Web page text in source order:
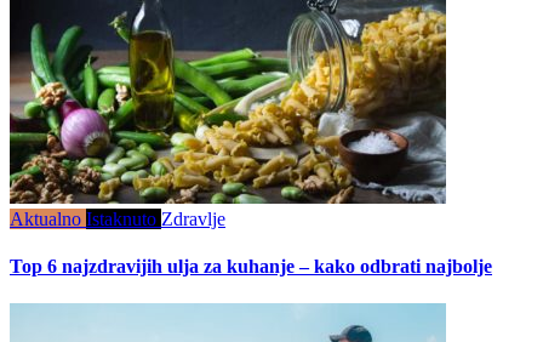
Aktualno Istaknuto Zdravlje
Top 6 najzdravijih ulja za kuhanje – kako odbrati najbolje